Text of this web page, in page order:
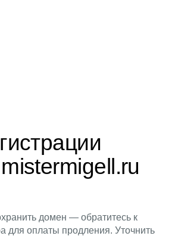
домен — обратитесь к
для оплаты продления. Уточнить